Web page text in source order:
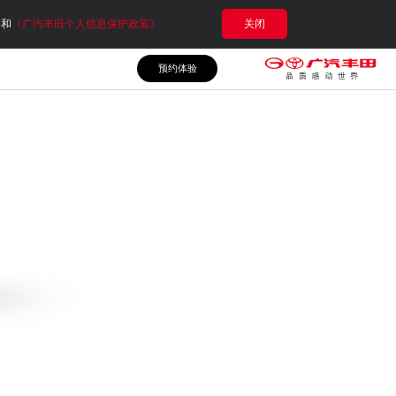
《广汽丰田个人信息保护政策》 关闭
预约体验